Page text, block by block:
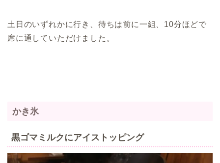
土日のいずれかに行き、待ちは前に一組、10分ほどで
席に通していただけました。
かき氷
黒ゴマミルクにアイストッピング